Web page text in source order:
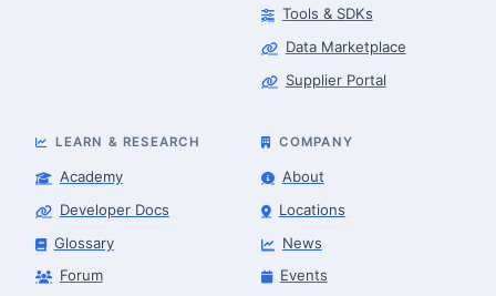
Tools & SDKs
Data Marketplace
Supplier Portal
LEARN & RESEARCH
Academy
Developer Docs
Glossary
Forum
COMPANY
About
Locations
News
Events